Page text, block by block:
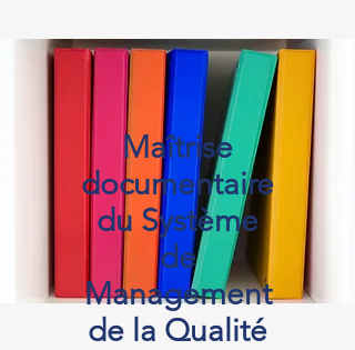
Maîtrise
documentaire
du Système
de
Management
de la Qualité